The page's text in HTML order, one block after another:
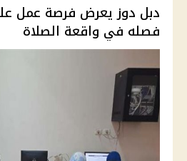
دبل دوز يعرض فرصة عمل
فصله في واقعة الصلاة